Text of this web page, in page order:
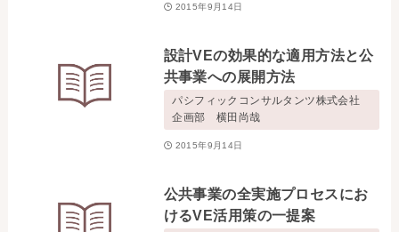
2015年9月14日
設計VEの効果的な適用方法と公
共事業への展開方法
パシフィックコンサルタンツ株式会社
企画部 横田尚哉
2015年9月14日
公共事業の全実施プロセスにお
けるVE活用策の一提案